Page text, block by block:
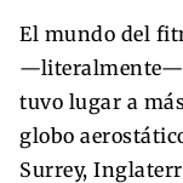
El mundo del
—literalmente—
tuvo lugar a
globo
Surrey,